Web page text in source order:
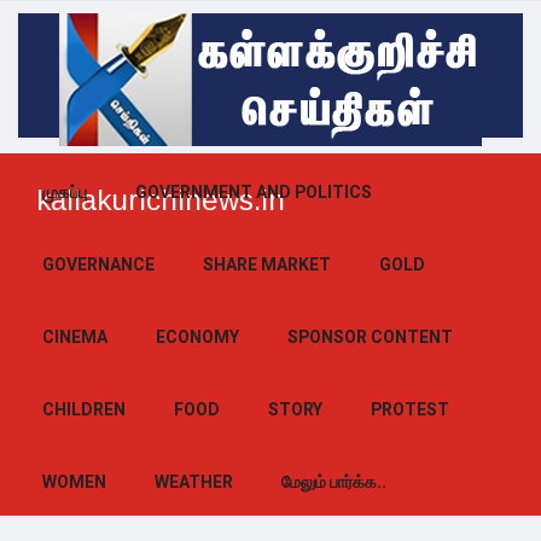
kallakurichinews.in
முகப்பு GOVERNMENT AND POLITICS
GOVERNANCE SHARE MARKET GOLD
CINEMA ECONOMY SPONSOR CONTENT
CHILDREN FOOD STORY PROTEST
WOMEN WEATHER மேலும் பார்க்க..